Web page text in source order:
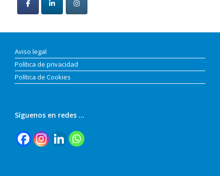
Aviso legal
Política de privacidad
Política de Cookies
Síguenos en redes …